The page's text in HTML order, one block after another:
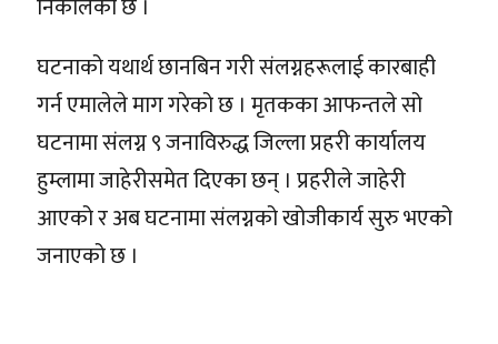
घटनाको यथार्थ छानबिन गरी संलग्नहरूलाई कारबाही
गर्न एमालेले माग गरेको छ । मृतकका आफन्तले सो
घटनामा संलग्न ९ जनाविरुद्ध जिल्ला प्रहरी कार्यालय
हुम्लामा जाहेरीसमेत दिएका छन् । प्रहरीले जाहेरी
आएको र अब घटनामा संलग्नको खोजीकार्य सुरु भएको
जनाएको छ ।